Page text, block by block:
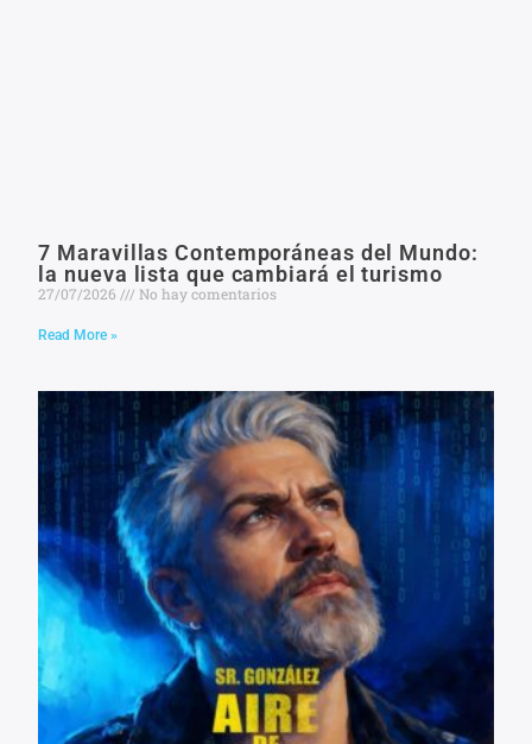
7 Maravillas Contemporáneas del Mundo:
la nueva lista que cambiará el turismo
27/07/2026 No hay comentarios
Read More »